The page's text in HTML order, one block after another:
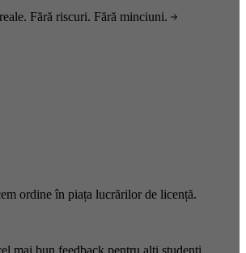
Fără riscuri. Fără minciuni.
ordine în piața lucrărilor de licență.